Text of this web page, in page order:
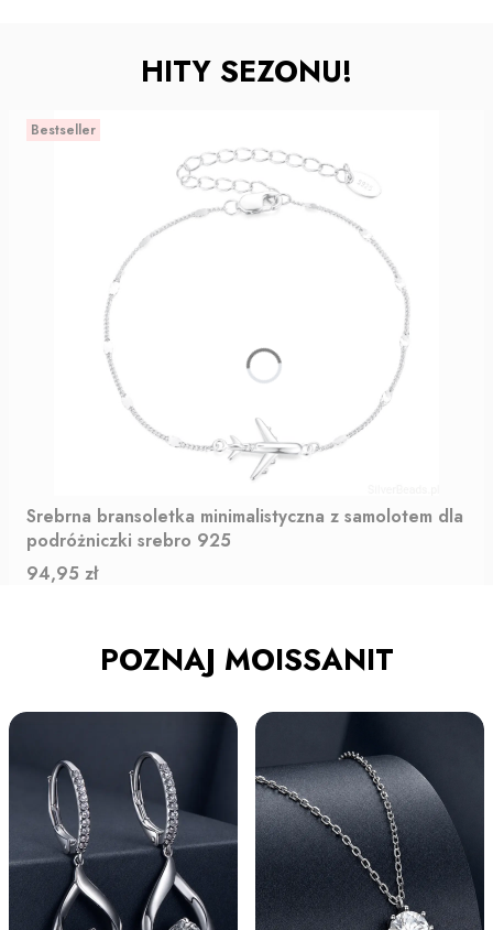
HITY SEZONU!
Bestseller
Srebrna bransoletka minimalistyczna z samolotem dla
podróżniczki srebro 925
Cena
94,95 zł
POZNAJ MOISSANIT